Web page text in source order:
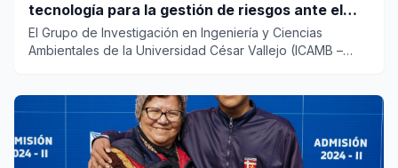
tecnología para la gestión de riesgos ante el
cambio climático
El Grupo de Investigación en Ingeniería y Ciencias
Ambientales de la Universidad César Vallejo (ICAMB –